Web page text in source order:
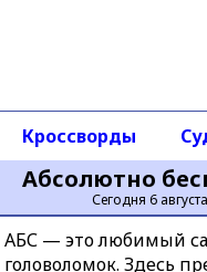
Реклама в Интернет
Абсолютно
Сегодня 6
Кроссворды
АБС — это любимый
головоломок. Здесь